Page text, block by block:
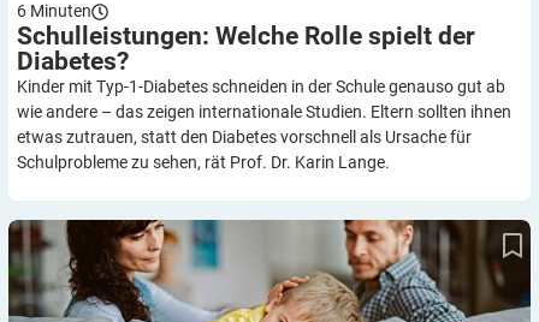
6 Minuten
Schulleistungen: Welche Rolle spielt der
Diabetes?
Kinder mit Typ-1-Diabetes schneiden in der Schule genauso gut ab
wie andere – das zeigen internationale Studien. Eltern sollten ihnen
etwas zutrauen, statt den Diabetes vorschnell als Ursache für
Schulprobleme zu sehen, rät Prof. Dr. Karin Lange.
Tipps für Eltern: Wie umgehen mit Angst vor Diabetes-Folge-
Erkrankungen?